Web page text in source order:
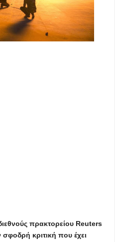
πρακτορείου Reuters
σφοδρή κριτική που έχει